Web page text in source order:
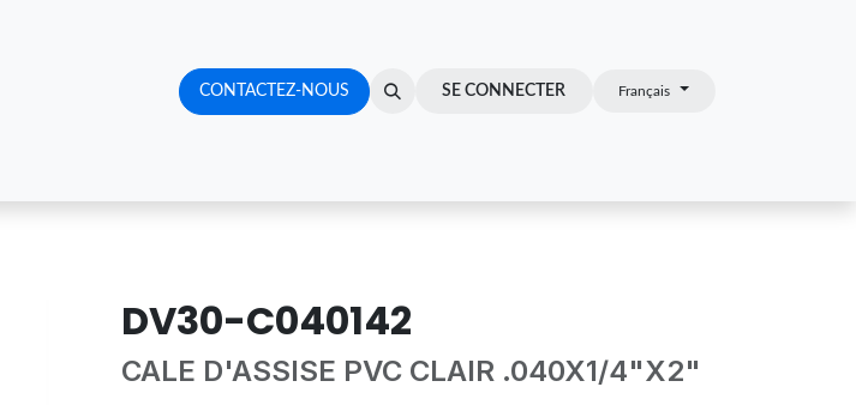
CATALOGUE DE PRODUITS RENDEZ-VOUS
CONTACTEZ-NOUS SE CONNECTER Français
DV30-C040142
CALE D'ASSISE PVC CLAIR .040X1/4"X2"